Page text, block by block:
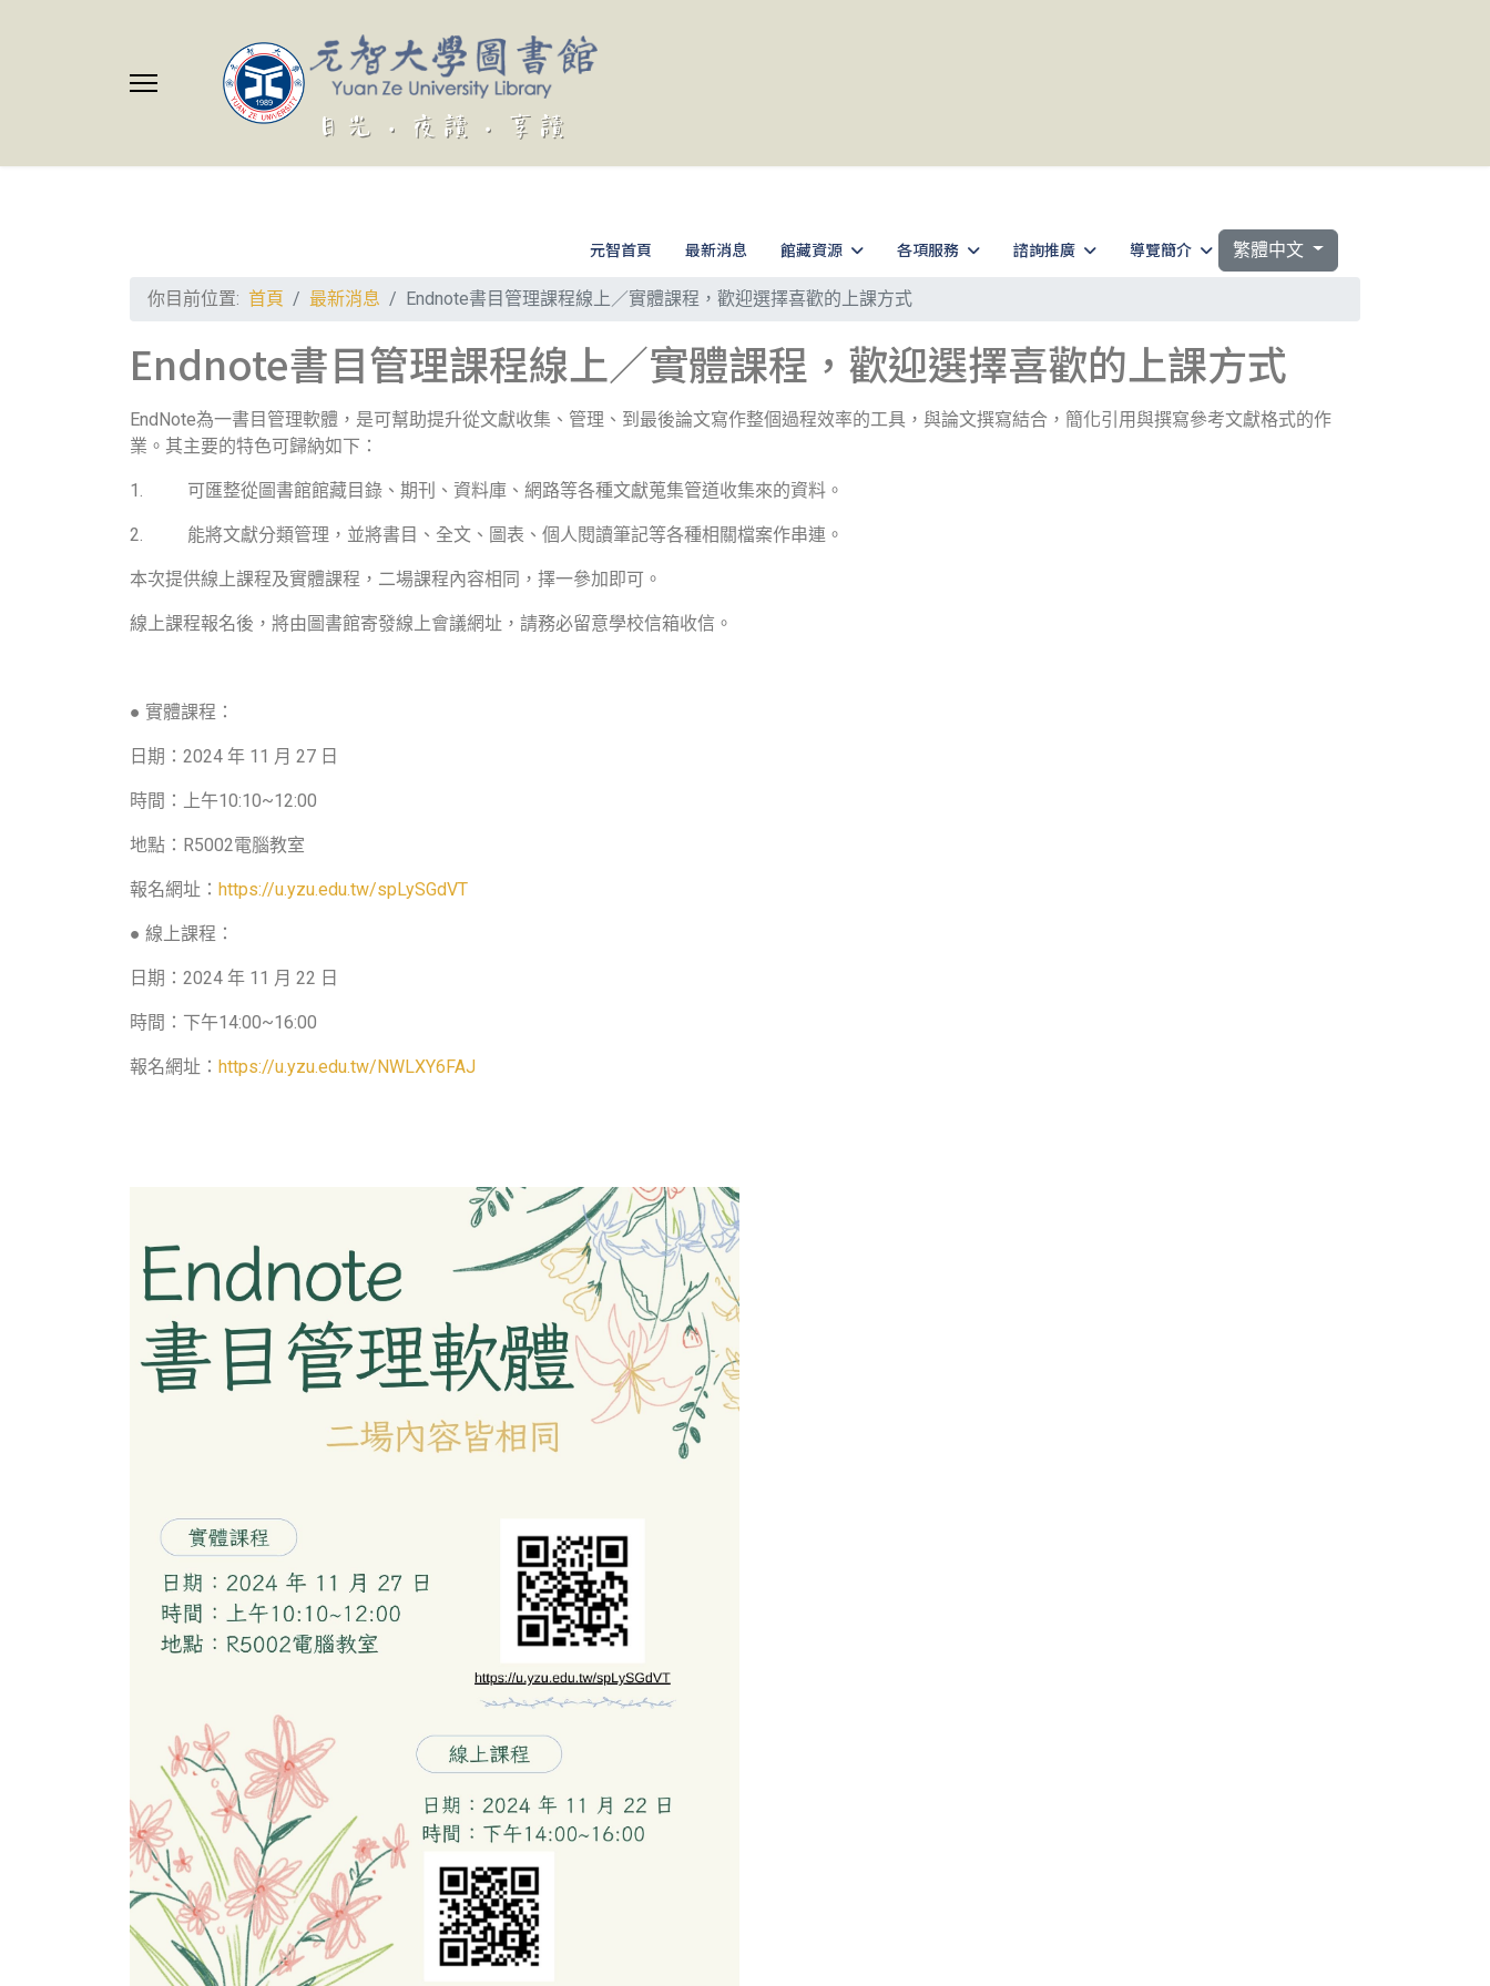
元智首頁 最新消息 館藏資源 各項服務 諮詢推廣 導覽簡介 選擇你的語言
繁體中文
你目前位置: 首頁 最新消息 Endnote書目管理課程線上／實體課程，歡迎選擇喜歡的上課方式
Endnote書目管理課程線上／實體課程，歡迎選擇喜歡的上課方式
EndNote為一書目管理軟體，是可幫助提升從文獻收集、管理、到最後論文寫作整個過程效率的工具，與論文撰寫結合，簡化引用與撰寫參考文獻格式的作
業。其主要的特色可歸納如下：
1. 可匯整從圖書館館藏目錄、期刊、資料庫、網路等各種文獻蒐集管道收集來的資料。
2. 能將文獻分類管理，並將書目、全文、圖表、個人閱讀筆記等各種相關檔案作串連。
本次提供線上課程及實體課程，二場課程內容相同，擇一參加即可。
線上課程報名後，將由圖書館寄發線上會議網址，請務必留意學校信箱收信。
● 實體課程：
日期： 2024 年 11 月 27 日
時間：上午10:10~12:00
地點： R5002電腦教室
報名網址： https://u.yzu.edu.tw/spLySGdVT
● 線上課程：
日期： 2024 年 11 月 22 日
時間：下午14:00~16:00
報名網址： https://u.yzu.edu.tw/NWLXY6FAJ